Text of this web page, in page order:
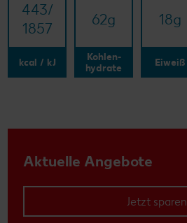
443/​
1857
kcal / kJ
62g
Kohlen-
hydrate
18g
Eiweiß
Aktuelle Angebote
Jetzt sparen